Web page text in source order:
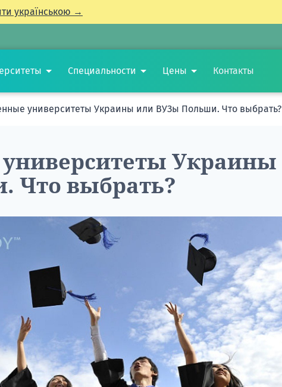
українською →
Специальности Цены Контакты
университеты Украины или ВУЗы Польши. Что выбрать?
Украины
Что выбрать?